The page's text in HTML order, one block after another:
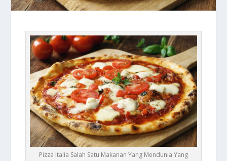
Pizza Italia Salah Satu Makanan Yang Mendunia Yang